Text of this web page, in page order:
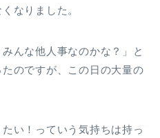
なりました。
んな他人事なのかな？」と
のですが、この日の大量の
い！っていう気持ちは持っ